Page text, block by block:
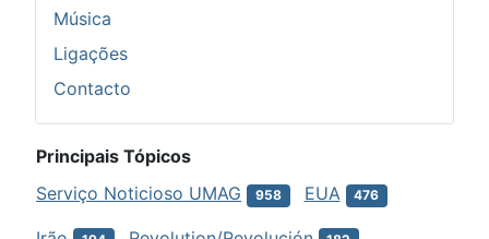
Música
Ligações
Contacto
Principais Tópicos
Serviço Noticioso UMAG
958 EUA 476